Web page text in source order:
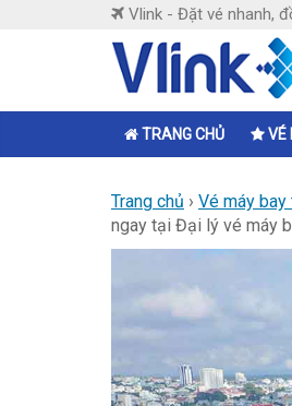
Vlink - Đặt vé nhanh,
Vlink
Đặt
vé
đồng
hành
TRANG CHỦ VÉ
Trang chủ › Vé máy
ngay tại Đại lý vé máy